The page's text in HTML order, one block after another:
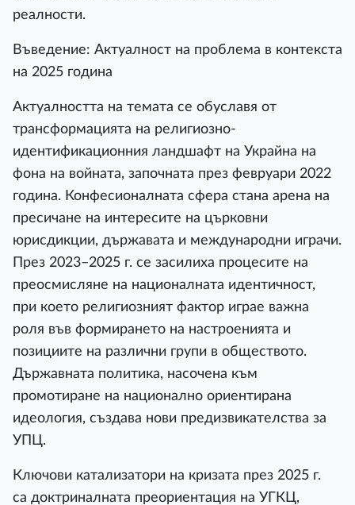
реалности.
Въведение: Актуалност на проблема в контекста
на 2025 година
Актуалността на темата се обуславя от
трансформацията на религиозно-
идентификационния ландшафт на Украйна на
фона на войната, започната през февруари 2022
година. Конфесионалната сфера стана арена на
пресичане на интересите на църковни
юрисдикции, държавата и международни играчи.
През 2023–2025 г. се засилиха процесите на
преосмисляне на националната идентичност,
при което религиозният фактор играе важна
роля във формирането на настроенията и
позициите на различни групи в обществото.
Държавната политика, насочена към
промотиране на национално ориентирана
идеология, създава нови предизвикателства за
УПЦ.
Ключови катализатори на кризата през 2025 г.
са доктриналната преориентация на УГКЦ,